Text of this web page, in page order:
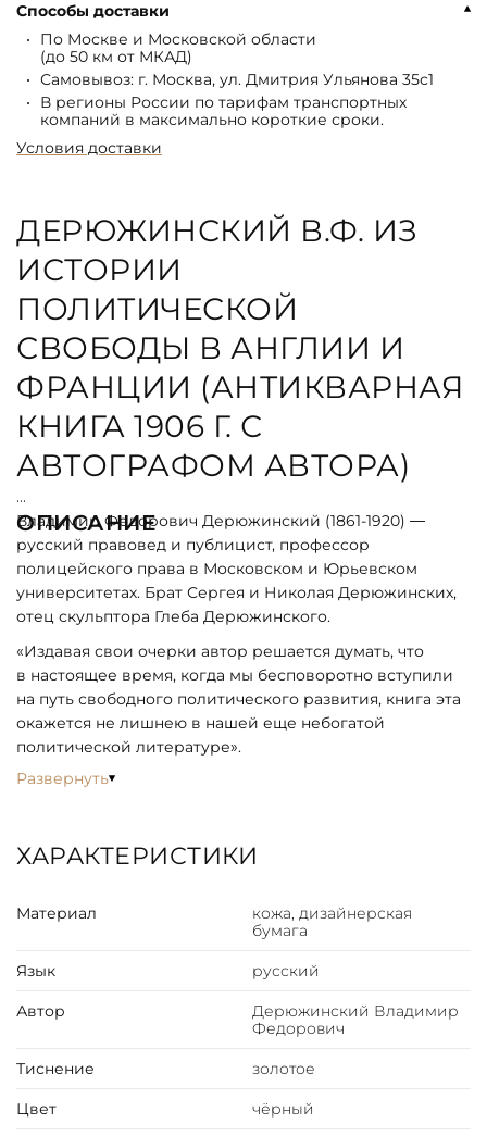
Способы доставки
По Москве и Московской области
(до 50 км от МКАД)
Самовывоз: г. Москва, ул. Дмитрия Ульянова 35с1
В регионы России по тарифам транспортных
компаний в максимально короткие сроки.
Условия доставки
ДЕРЮЖИНСКИЙ В.Ф. ИЗ
ИСТОРИИ
ПОЛИТИЧЕСКОЙ
СВОБОДЫ В АНГЛИИ И
ФРАНЦИИ (АНТИКВАРНАЯ
КНИГА 1906 Г. С
АВТОГРАФОМ АВТОРА)
ОПИСАНИЕ
Владимир Федорович Дерюжинский (1861-1920) —
русский правовед и публицист, профессор
полицейского права в Московском и Юрьевском
университетах. Брат Сергея и Николая Дерюжинских,
отец скульптора Глеба Дерюжинского.
«Издавая свои очерки автор решается думать, что
в настоящее время, когда мы бесповоротно вступили
на путь свободного политического развития, книга эта
окажется не лишнею в нашей еще небогатой
политической литературе».
Развернуть
ХАРАКТЕРИСТИКИ
Материал
кожа, дизайнерская
бумага
Язык русский
Автор
Дерюжинский Владимир
Федорович
Тиснение золотое
Цвет чёрный